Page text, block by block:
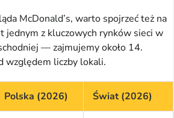
McDonald’s, warto spojrzeć też na
jednym z kluczowych rynków sieci w
— zajmujemy około 14.
względem liczby lokali.
Polska (2026) Świat (2026)